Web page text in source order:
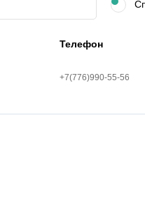
Телефон
+7(776)990-55-56